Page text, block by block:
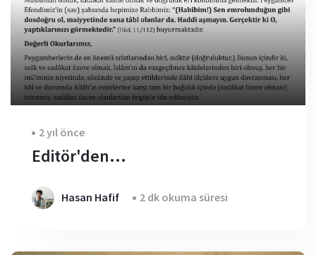
2 yıl önce
Editör'den...
Hasan Hafif 2 dk okuma süresi